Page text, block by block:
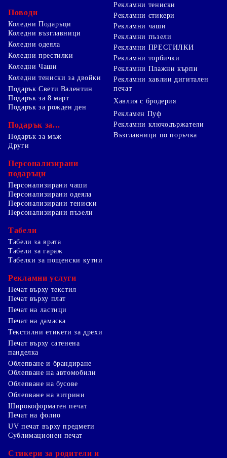
Поводи
Коледни Подаръци
Коледни възглавници
Коледни одеяла
Коледни престилки
Коледни Чаши
Коледни тениски за двойки
Подарък Свети Валентин
Подарък за 8 март
Подарък за рожден ден
Подарък за...
Подарък за мъж
Рекламни тениски
Рекламни стикери
Рекламни чаши
Рекламни пъзели
Рекламни ПРЕСТИЛКИ
Рекламни торбички
Рекламни Плажни кърпи
Рекламни хавлии дигитален
печат
Хавлия с бродерия
Рекламен Пуф
Рекламни ключодържатели
Възглавници по поръчка
Други
Персонализирани
подаръци
Персонализирани чаши
Персонализирани одеяла
Персонализирани тениски
Персонализирани пъзели
Табели
Табели за врата
Табели за гараж
Табелки за пощенски кутии
Рекламни услуги
Печат върху текстил
Печат върху плат
Печат на ластици
Печат на дамаска
Текстилни етикети за дрехи
Печат върху сатенена
панделка
Облепване и брандиране
Облепване на автомобили
Облепване на бусове
Облепване на витрини
Широкоформатен печат
Печат на фолио
UV печат върху предмети
Сублимационен печат
Стикери за родители и